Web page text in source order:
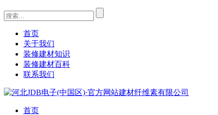
首页
关于我们
装修建材知识
装修建材百科
联系我们
首页